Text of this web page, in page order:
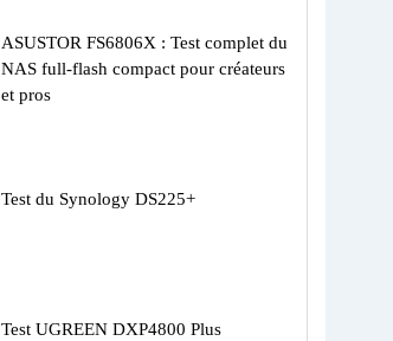
ASUSTOR FS6806X : Test complet du
NAS full-flash compact pour créateurs
et pros
Test du Synology DS225+
Test UGREEN DXP4800 Plus